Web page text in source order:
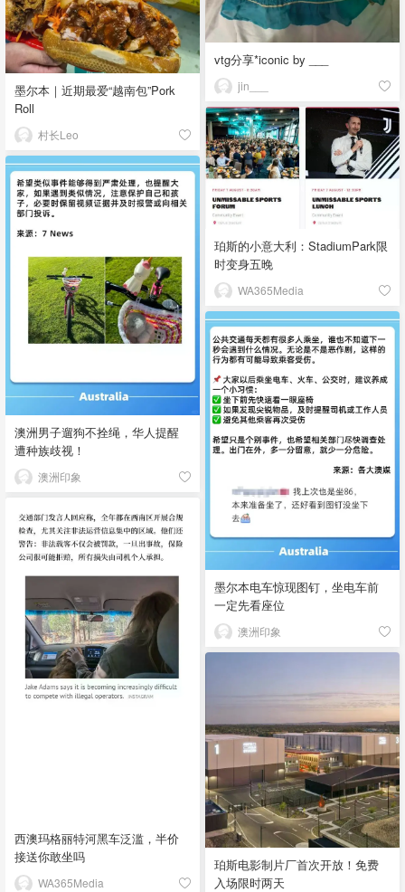
vtg分享*iconic by ___
jin___
墨尔本｜近期最爱“越南包”Pork
Roll
村长Leo
珀斯的小意大利：StadiumPark限
时变身五晚
WA365Media
澳洲男子遛狗不拴绳，华人提醒
遭种族歧视！
澳洲印象
墨尔本电车惊现图钉，坐电车前
一定先看座位
澳洲印象
西澳玛格丽特河黑车泛滥，半价
接送你敢坐吗
WA365Media
珀斯电影制片厂首次开放！免费
入场限时两天